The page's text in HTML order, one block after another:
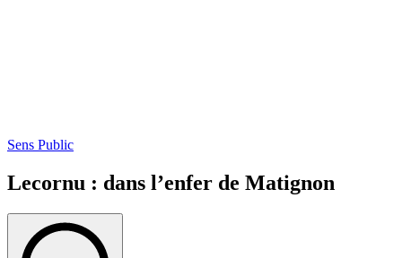
Sens Public
Lecornu : dans l’enfer de Matignon